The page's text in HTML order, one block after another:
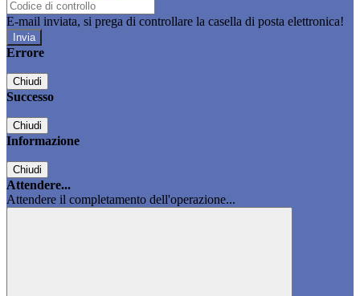
E-mail inviata, si prega di controllare la casella di posta elettronica!
Errore
Chiudi
Successo
Chiudi
Informazione
Chiudi
Attendere...
Attendere il completamento dell'operazione...